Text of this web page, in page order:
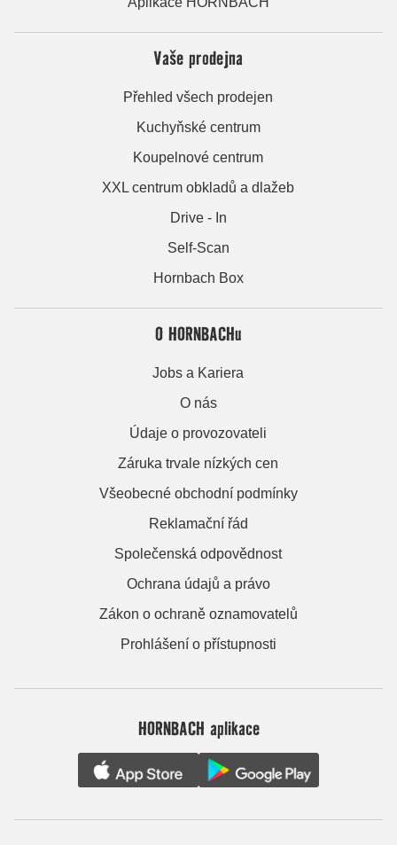
Vaše prodejna
Přehled všech prodejen
Kuchyňské centrum
Koupelnové centrum
XXL centrum obkladů a dlažeb
Drive - In
Self-Scan
Hornbach Box
O HORNBACHu
Jobs a Kariera
O nás
Údaje o provozovateli
Záruka trvale nízkých cen
Všeobecné obchodní podmínky
Reklamační řád
Společenská odpovědnost
Ochrana údajů a právo
Zákon o ochraně oznamovatelů
Prohlášení o přístupnosti
HORNBACH aplikace